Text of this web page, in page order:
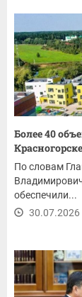
Более 40
По словам
обеспечили...
30.07.2026